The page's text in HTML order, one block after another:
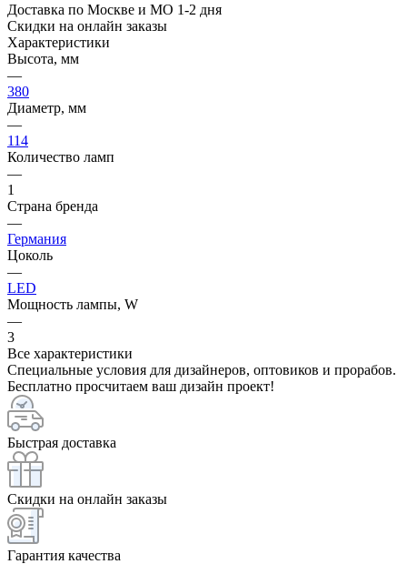
Доставка по Москве и МО 1-2 дня
Скидки на онлайн заказы
Характеристики
Высота, мм
—
380
Диаметр, мм
—
114
Количество ламп
—
1
Страна бренда
—
Германия
Цоколь
—
LED
Мощность лампы, W
—
3
Все характеристики
Специальные условия для дизайнеров, оптовиков и прорабов.
Бесплатно просчитаем ваш дизайн проект!
Быстрая доставка
Скидки на онлайн заказы
Гарантия качества